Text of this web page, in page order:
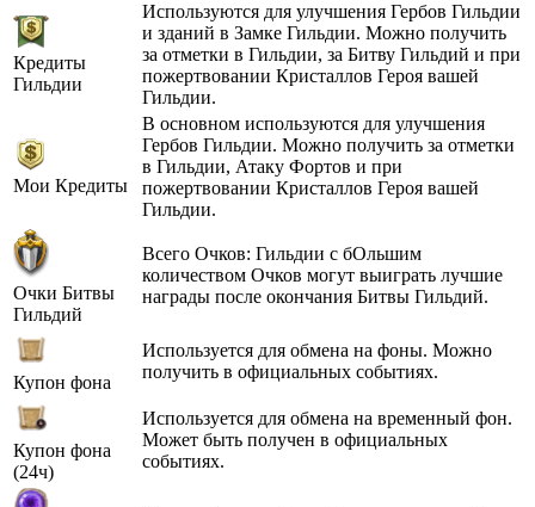
Кредиты
Гильдии
Используются для улучшения Гербов Гильдии
и зданий в Замке Гильдии. Можно получить
за отметки в Гильдии, за Битву Гильдий и при
пожертвовании Кристаллов Героя вашей
Гильдии.
Мои Кредиты
В основном используются для улучшения
Гербов Гильдии. Можно получить за отметки
в Гильдии, Атаку Фортов и при
пожертвовании Кристаллов Героя вашей
Гильдии.
Очки Битвы
Гильдий
Всего Очков: Гильдии с бОльшим
количеством Очков могут выиграть лучшие
награды после окончания Битвы Гильдий.
Купон фона
Используется для обмена на фоны. Можно
получить в официальных событиях.
Купон фона
(24ч)
Используется для обмена на временный фон.
Может быть получен в официальных
событиях.